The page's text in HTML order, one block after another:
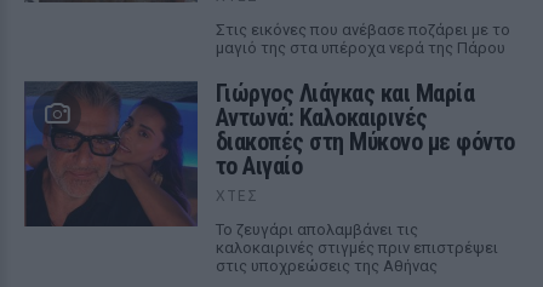
Στις εικόνες που ανέβασε ποζάρει με το
μαγιό της στα υπέροχα νερά της Πάρου
Γιώργος Λιάγκας και Μαρία
Αντωνά: Καλοκαιρινές
διακοπές στη Μύκονο με φόντο
το Αιγαίο
ΧΤΕΣ
Το ζευγάρι απολαμβάνει τις
καλοκαιρινές στιγμές πριν επιστρέψει
στις υποχρεώσεις της Αθήνας